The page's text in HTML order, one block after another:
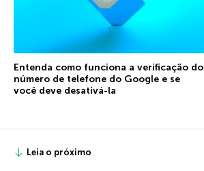
Entenda como funciona a verificação do
número de telefone do Google e se
você deve desativá-la
Leia o próximo